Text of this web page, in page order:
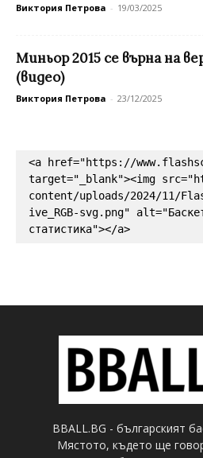
Виктория Петрова - 19/03/2025
Миньор 2015 се върна на
(видео)
Виктория Петрова - 23/12/2025
<a href="https://
target="_blank"><img
content/uploads/2024/11/
ive_RGB-svg.png"
статистика"></a>
BBALL.BG - българският
Мястото, където ще